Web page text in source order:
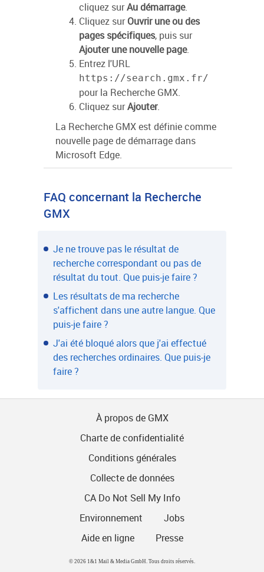
cliquez surAu démarrage.
Cliquez surOuvrir une ou des
pages spécifiques, puis sur
Ajouter une nouvelle page.
Entrez l'URL
https://search.gmx.fr/
pour la Recherche GMX.
Cliquez surAjouter.
La Recherche GMX est définie comme
nouvelle page de démarrage dans
Microsoft Edge.
FAQ concernant la Recherche
GMX
Je ne trouve pas le résultat de
recherche correspondant ou pas de
résultat du tout. Que puis-je faire ?
Les résultats de ma recherche
s'affichent dans une autre langue. Que
puis-je faire ?
J'ai été bloqué alors que j'ai effectué
des recherches ordinaires. Que puis-je
faire ?
À propos de GMX
Charte de confidentialité
Conditions générales
Collecte de données
CA Do Not Sell My Info
Environnement
Jobs
Aide en ligne
Presse
© 2026 1&1 Mail & Media GmbH. Tous droits réservés.